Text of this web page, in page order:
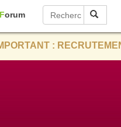
Forum
: